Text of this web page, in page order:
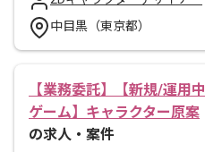
中目黒（東京都）
【業務委託】【新規/運用中
ゲーム】キャラクター原案
の求人・案件